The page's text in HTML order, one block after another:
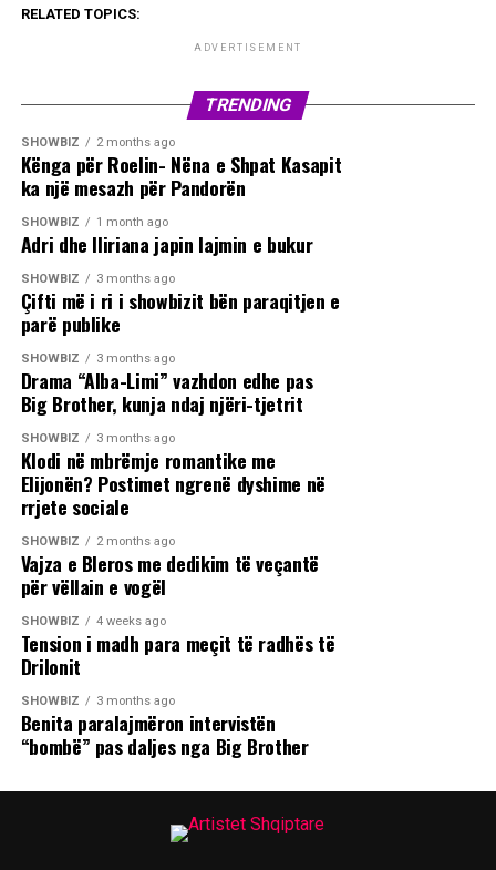
RELATED TOPICS:
ADVERTISEMENT
TRENDING
SHOWBIZ 2 months ago
Kënga për Roelin- Nëna e Shpat Kasapit
ka një mesazh për Pandorën
SHOWBIZ 1 month ago
Adri dhe Iliriana japin lajmin e bukur
SHOWBIZ 3 months ago
Çifti më i ri i showbizit bën paraqitjen e
parë publike
SHOWBIZ 3 months ago
Drama “Alba-Limi” vazhdon edhe pas
Big Brother, kunja ndaj njëri-tjetrit
SHOWBIZ 3 months ago
Klodi në mbrëmje romantike me
Elijonën? Postimet ngrenë dyshime në
rrjete sociale
SHOWBIZ 2 months ago
Vajza e Bleros me dedikim të veçantë
për vëllain e vogël
SHOWBIZ 4 weeks ago
Tension i madh para meçit të radhës të
Drilonit
SHOWBIZ 3 months ago
Benita paralajmëron intervistën
“bombë” pas daljes nga Big Brother